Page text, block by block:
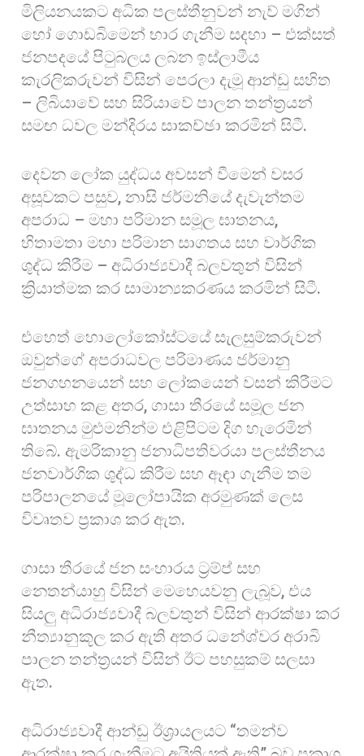
මිලියනයකට අධික පලස්තීනුවන් නැව් මගින්
හෝ ගොඩබිමෙන් භාර ගැනීම සදහා – එක්සත්
ජනපදයේ පිටුබලය ලබන ඉස්ලාමීය
කැරලිකරුවන් විසින් පෙරලා දැමූ ආන්ඩු සහිත
– ලිබියාවේ සහ සිරියාවේ පාලන තන්ත්‍රයන්
සමඟ ධවල මන්දිරය සාකච්ඡා කරමින් සිටී.
දෙවන ලෝක යුද්ධය අවසන් වීමෙන් වසර
අසූවකට පසුව, නාසි ජර්මනියේ දැවැන්තම
අපරාධ – මහා පරිමාන සමූල ඝාතනය,
හිතාමතා මහා පරිමාන සාගතය සහ වාර්ගික
ශුද්ධ කිරීම – අධිරාජ්‍යවාදී බලවතුන් විසින්
ක්‍රියාත්මක කර සාමාන්‍යකරණය කරමින් සිටී.
එහෙත් හොලෝකෝස්ටයේ සැලසුම්කරුවන්
ඔවුන්ගේ අපරාධවල පරිමාණය ජර්මානු
ජනගහනයෙන් සහ ලෝකයෙන් වසන් කිරීමට
උත්සාහ කළ අතර, ගාසා තීරයේ සමූල ජන
ඝාතනය මුළුමනින්ම එළිපිටම දිග හැරෙමින්
තිබේ. ඇමරිකානු ජනාධිපතිවරයා පලස්තීනය
ජනවාර්ගික ශුද්ධ කිරීම සහ ඈඳා ​​ගැනීම තම
පරිපාලනයේ මූලෝපායික අරමුණක් ලෙස
විවෘතව ප්‍රකාශ කර ඇත.
ගාසා තීරයේ ජන සංහාරය ට්‍රම්ප් සහ
නෙතන්යාහු විසින් මෙහෙයවනු ලැබූව, එය
සියලු අධිරාජ්‍යවාදී බලවතුන් විසින් ආරක්ෂා කර
නීත්‍යානුකූල කර ඇති අතර ධනේශ්වර අරාබි
පාලන තන්ත්‍රයන් විසින් ඊට පහසුකම් සලසා
ඇත.
අධිරාජ්‍යවාදී ආන්ඩු ඊශ්‍රායලයට “තමන්ව